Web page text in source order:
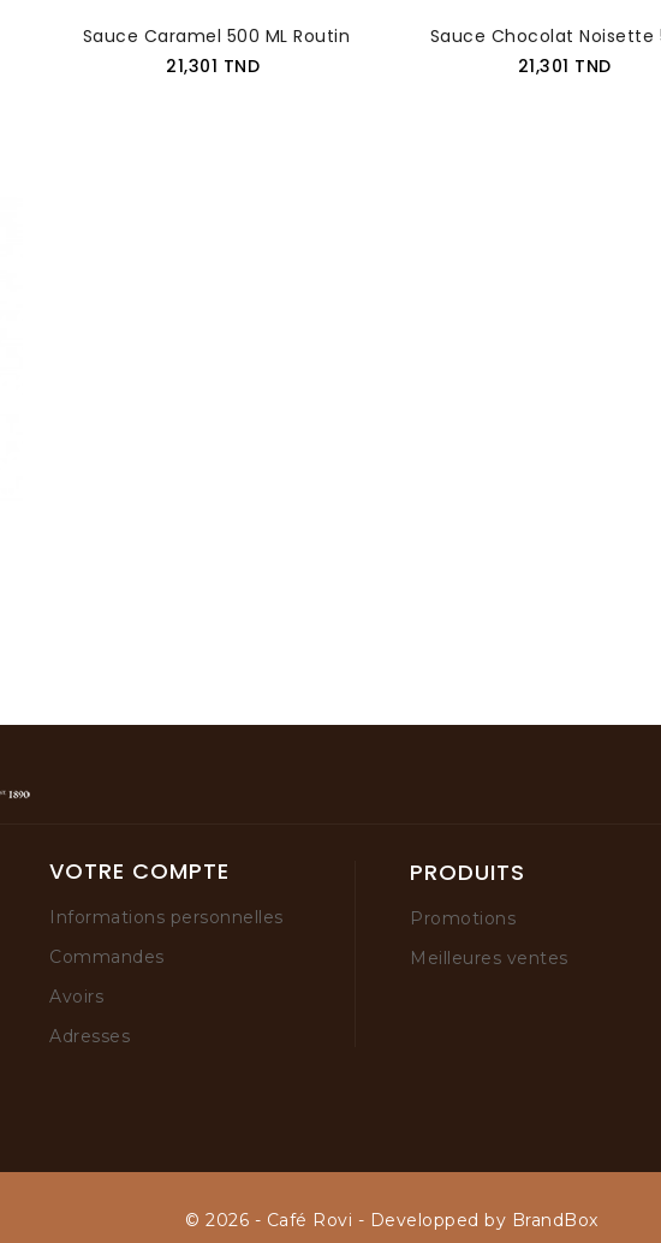
Sauce Caramel 500 ML Routin
Prix
21,301 TND
Sauce Chocolat Noisette
Prix
21,301 TND
VOTRE COMPTE
Informations personnelles
Commandes
Avoirs
Adresses
PRODUITS
Promotions
Meilleures ventes
© 2026 - Café Rovi - Developped by BrandBox